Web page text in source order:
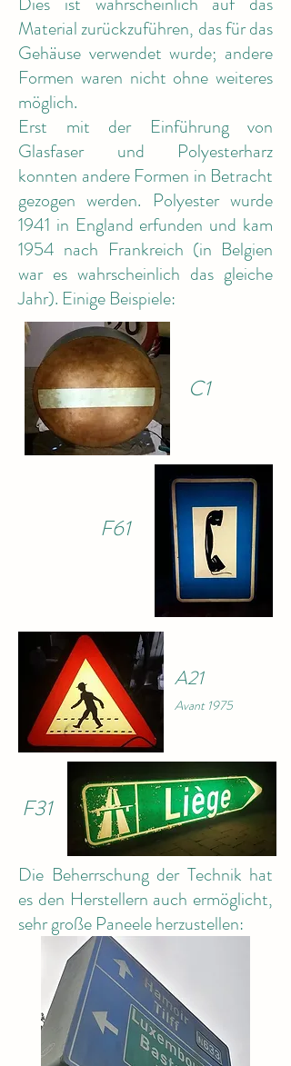
Material zurückzuführen, das für das
Gehäuse verwendet wurde; andere
Formen waren nicht ohne weiteres
möglich.
Erst mit der Einführung von
Glasfaser und Polyesterharz
konnten andere Formen in Betracht
gezogen werden. Polyester wurde
1941 in England erfunden und kam
1954 nach Frankreich (in Belgien
war es wahrscheinlich das gleiche
Jahr). Einige Beispiele:
C1
F61
A21
Avant 1975
F31
Die Beherrschung der Technik hat
es den Herstellern auch ermöglicht,
sehr große Paneele herzustellen: